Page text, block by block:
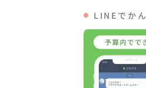
また、自然体
少しクールに
LINEでか